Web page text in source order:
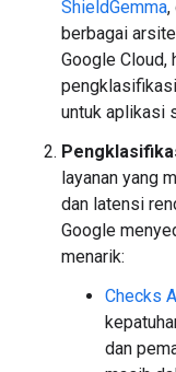
ShieldGemma,
berbagai
Google Cloud,
untuk aplikasi
layanan yang
dan latensi
Google
menarik:
Checks
dan